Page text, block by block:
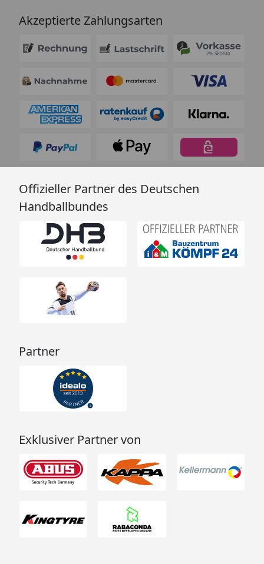
Akzeptierte Zahlungsarten
Offizieller Partner des Deutschen
Handballbundes
Partner
Exklusiver Partner von